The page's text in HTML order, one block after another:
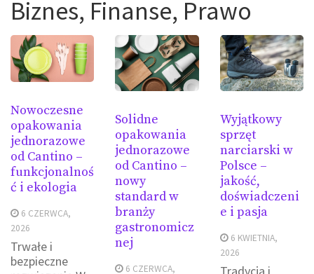
Biznes, Finanse, Prawo
Nowoczesne
opakowania
jednorazowe
od Cantino –
funkcjonalnoś
ć i ekologia
6 CZERWCA,
2026
Trwałe i
bezpieczne
Solidne
opakowania
jednorazowe
od Cantino –
nowy
standard w
branży
gastronomicz
nej
6 CZERWCA,
Wyjątkowy
sprzęt
narciarski w
Polsce –
jakość,
doświadczeni
e i pasja
6 KWIETNIA,
2026
Tradycja i